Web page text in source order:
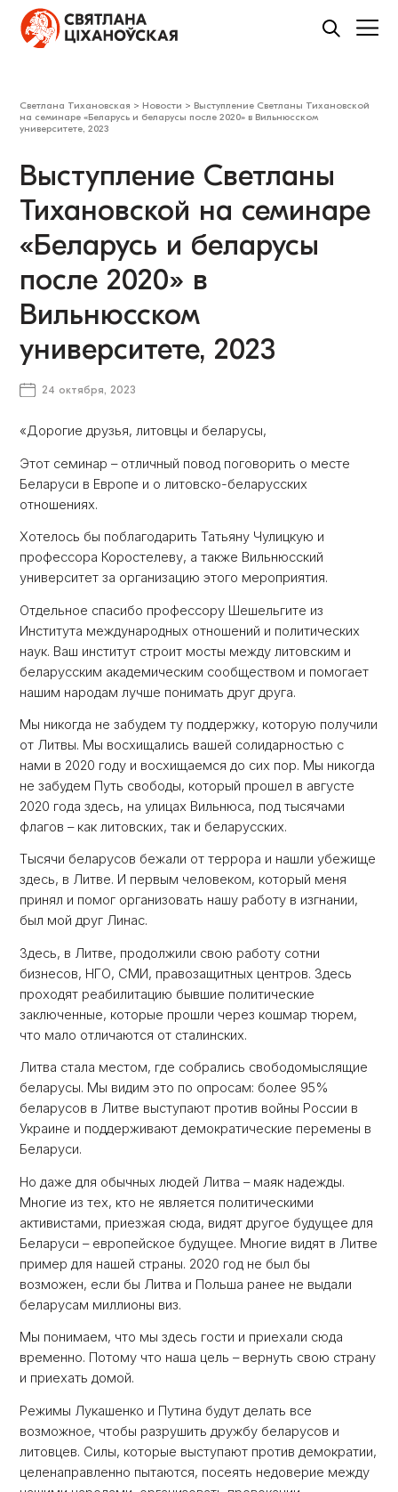
Светлана Тихановская > Новости > Выступление Светланы Тихановской
на семинаре «Беларусь и беларусы после 2020» в Вильнюсском
университете, 2023
Выступление Светланы
Тихановской на семинаре
«Беларусь и беларусы
после 2020» в
Вильнюсском
университете, 2023
24 октября, 2023
«Дорогие друзья, литовцы и беларусы,
Этот семинар – отличный повод поговорить о месте
Беларуси в Европе и о литовско-беларусских
отношениях.
Хотелось бы поблагодарить Татьяну Чулицкую и
профессора Коростелеву, а также Вильнюсский
университет за организацию этого мероприятия.
Отдельное спасибо профессору Шешельгите из
Института международных отношений и политических
наук. Ваш институт строит мосты между литовским и
беларусским академическим сообществом и помогает
нашим народам лучше понимать друг друга.
Мы никогда не забудем ту поддержку, которую получили
от Литвы. Мы восхищались вашей солидарностью с
нами в 2020 году и восхищаемся до сих пор. Мы никогда
не забудем Путь свободы, который прошел в августе
2020 года здесь, на улицах Вильнюса, под тысячами
флагов – как литовских, так и беларусских.
Тысячи беларусов бежали от террора и нашли убежище
здесь, в Литве. И первым человеком, который меня
принял и помог организовать нашу работу в изгнании,
был мой друг Линас.
Здесь, в Литве, продолжили свою работу сотни
бизнесов, НГО, СМИ, правозащитных центров. Здесь
проходят реабилитацию бывшие политические
заключенные, которые прошли через кошмар тюрем,
что мало отличаются от сталинских.
Литва стала местом, где собрались свободомыслящие
беларусы. Мы видим это по опросам: более 95%
беларусов в Литве выступают против войны России в
Украине и поддерживают демократические перемены в
Беларуси.
Но даже для обычных людей Литва – маяк надежды.
Многие из тех, кто не является политическими
активистами, приезжая сюда, видят другое будущее для
Беларуси – европейское будущее. Многие видят в Литве
пример для нашей страны. 2020 год не был бы
возможен, если бы Литва и Польша ранее не выдали
беларусам миллионы виз.
Мы понимаем, что мы здесь гости и приехали сюда
временно. Потому что наша цель – вернуть свою страну
и приехать домой.
Режимы Лукашенко и Путина будут делать все
возможное, чтобы разрушить дружбу беларусов и
литовцев. Силы, которые выступают против демократии,
целенаправленно пытаются, посеять недоверие между